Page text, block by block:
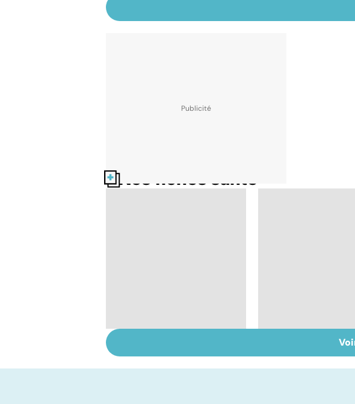
Nos fiches santé
domicile, c'est facile !
Don de
pour et le